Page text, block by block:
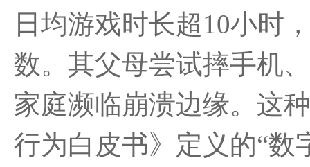
日均游戏时长超10小时
数。其父母尝试摔手机
家庭濒临崩溃边缘。这
行为白皮书》定义的“